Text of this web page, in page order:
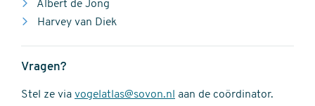
Albert de Jong
Harvey van Diek
Vragen?
Stel ze via vogelatlas@sovon.nl aan de coördinator.